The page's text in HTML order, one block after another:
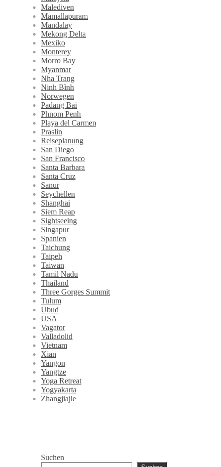
Malediven
Mamallapuram
Mandalay
Mekong Delta
Mexiko
Monterey
Morro Bay
Myanmar
Nha Trang
Ninh Bình
Norwegen
Padang Bai
Phnom Penh
Playa del Carmen
Praslin
Reiseplanung
San Diego
San Francisco
Santa Barbara
Santa Cruz
Sanur
Seychellen
Shanghai
Siem Reap
Sightseeing
Singapur
Spanien
Taichung
Taipeh
Taiwan
Tamil Nadu
Thailand
Three Gorges Summit
Tulum
Ubud
USA
Vagator
Valladolid
Vietnam
Xian
Yangon
Yangtze
Yoga Retreat
Yogyakarta
Zhangjiajie
Suchen